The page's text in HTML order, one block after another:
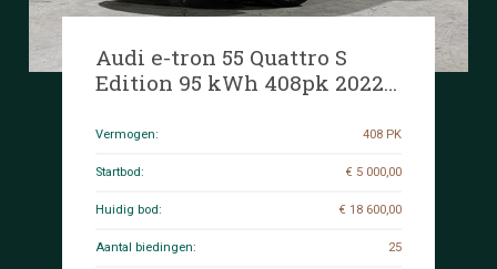
Audi e-tron 55 Quattro S
Edition 95 kWh 408pk 2022
R-708-BR
Vermogen: 408 PK
Startbod: € 5 000,00
Huidig bod: € 18 600,00
Aantal biedingen: 25